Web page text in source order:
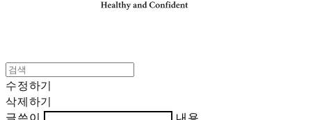
수정하기
삭제하기
글쓴이
내용